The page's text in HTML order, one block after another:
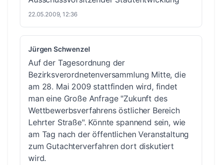
22.05.2009, 12:36
Jürgen Schwenzel
Auf der Tagesordnung der
Bezirksverordnetenversammlung Mitte, die
am 28. Mai 2009 stattfinden wird, findet
man eine Große Anfrage"Zukunft des
Wettbewerbsverfahrens östlicher Bereich
Lehrter Straße". Könnte spannend sein, wie
am Tag nach der öffentlichen Veranstaltung
zum Gutachterverfahren dort diskutiert
wird.